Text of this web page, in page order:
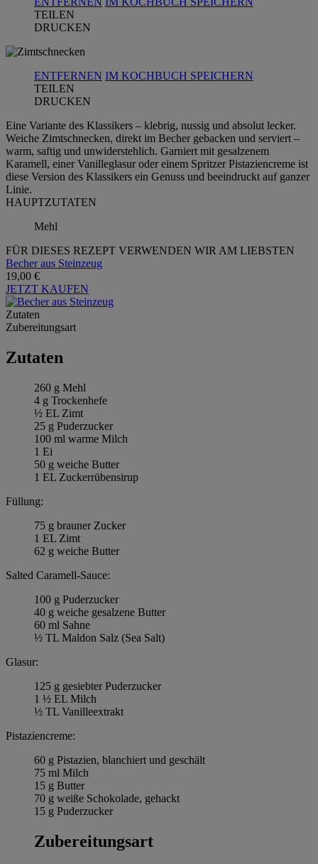
TEILEN
DRUCKEN
ENTFERNEN IM KOCHBUCH SPEICHERN
TEILEN
DRUCKEN
Eine Variante des Klassikers – klebrig, nussig und absolut lecker.
Weiche Zimtschnecken, direkt im Becher gebacken und serviert –
warm, saftig und unwiderstehlich. Garniert mit gesalzenem
Karamell, einer Vanilleglasur oder einem Spritzer Pistaziencreme ist
diese Version des Klassikers ein Genuss und beeindruckt auf ganzer
Linie.
HAUPTZUTATEN
Mehl
FÜR DIESES REZEPT VERWENDEN WIR AM LIEBSTEN
Becher aus Steinzeug
19,00 €
JETZT KAUFEN
Zutaten
Zubereitungsart
Zutaten
260 g Mehl
4 g Trockenhefe
½ EL Zimt
25 g Puderzucker
100 ml warme Milch
1 Ei
50 g weiche Butter
1 EL Zuckerrübensirup
Füllung:
75 g brauner Zucker
1 EL Zimt
62 g weiche Butter
Salted Caramell-Sauce:
100 g Puderzucker
40 g weiche gesalzene Butter
60 ml Sahne
½ TL Maldon Salz (Sea Salt)
Glasur:
125 g gesiebter Puderzucker
1 ½ EL Milch
½ TL Vanilleextrakt
Pistaziencreme:
60 g Pistazien, blanchiert und geschält
75 ml Milch
15 g Butter
70 g weiße Schokolade, gehackt
15 g Puderzucker
Zubereitungsart